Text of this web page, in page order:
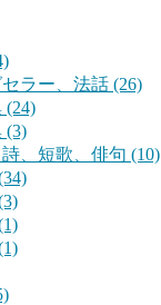
ラー、法話 (26)
(24)
(3)
、短歌、俳句 (10)